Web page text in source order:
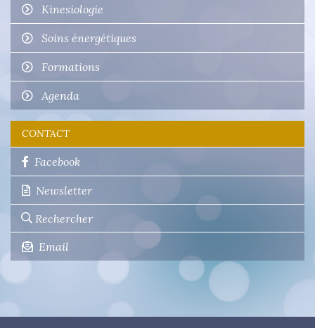
Kinesiologie
Soins énergétiques
Formations
Agenda
CONTACT
Facebook
Newsletter
Email